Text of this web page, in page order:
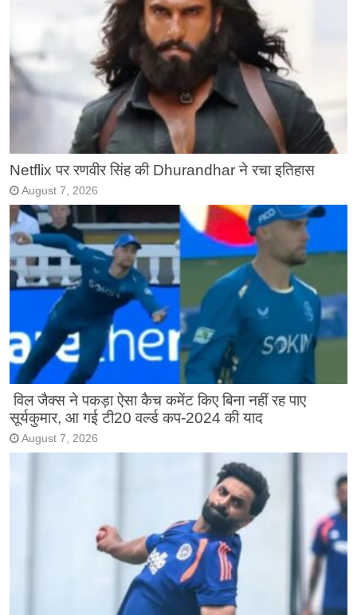
Netflix पर रणवीर सिंह की Dhurandhar ने रचा इतिहास
August 7, 2026
विल जैक्स ने पकड़ा ऐसा कैच कमेंट किए बिना नहीं रह पाए
सूर्यकुमार, आ गई टी20 वर्ल्ड कप-2024 की याद
August 7, 2026